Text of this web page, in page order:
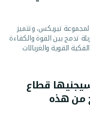
تيريكس، وتتميز
تدمج بين القوة والكفاءة
القوية والغربالات
سيجنيها قطاع
من هذه